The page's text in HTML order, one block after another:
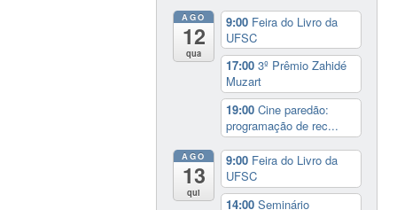
AGO
12
qua
9:00 Feira do Livro da
UFSC
17:003º Prêmio Zahidé
Muzart
19:00Cine paredão:
programação de rec...
AGO
13
qui
9:00 Feira do Livro da
UFSC
14:00Seminário